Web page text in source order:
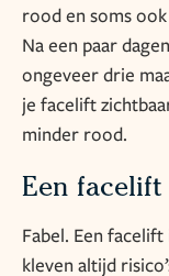
rood en soms
Na een paar
ongeveer drie
je facelift
minder rood.
Een
Fabel. Een
kleven altijd